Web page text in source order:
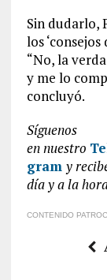
Sin dudarlo,
los
“No, la
y me lo
concluyó.
Síguenos
ennuestro
gram y
día y a la
CONTENIDO